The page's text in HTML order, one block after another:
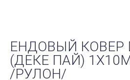
ЕНДОВЫЙ КОВЕР
(ДЕКЕ ПАЙ)
/РУЛОН/